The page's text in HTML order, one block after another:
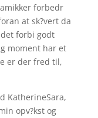
forbedr
at sk?vert da
forbi godt
moment har et
er der fred til,
KatherineSara,
opv?kst og